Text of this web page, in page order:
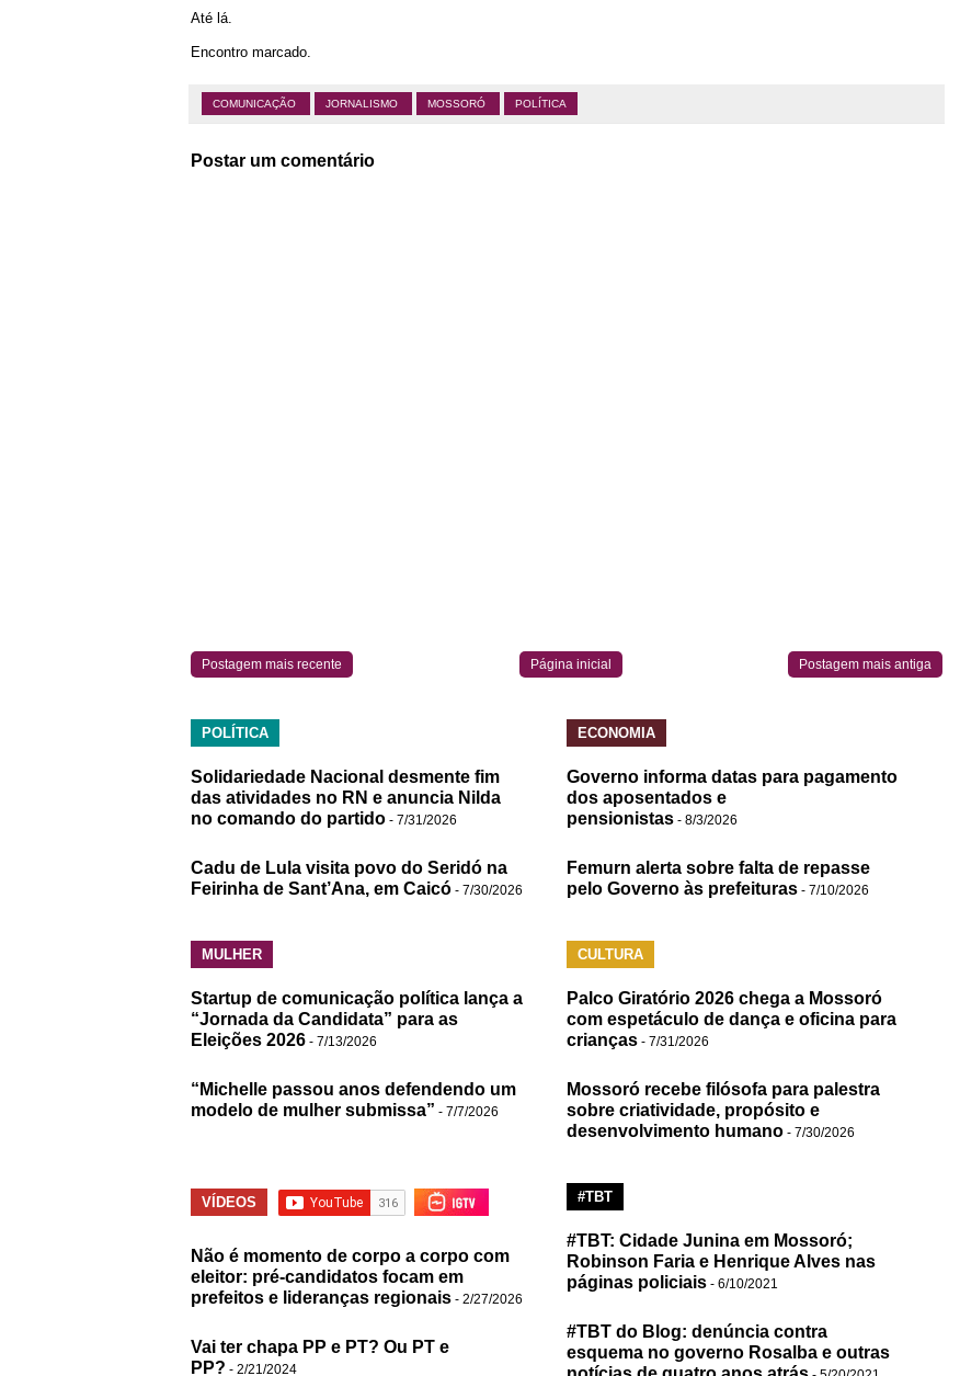
Até lá.
Encontro marcado.
COMUNICAÇÃO JORNALISMO MOSSORÓ POLÍTICA
Postar um comentário
Postagem mais recente Postagem mais antiga
Página inicial
POLÍTICA
Solidariedade Nacional desmente fim
das atividades no RN e anuncia Nilda
no comando do partido - 7/31/2026
Cadu de Lula visita povo do Seridó na
Feirinha de Sant’Ana, em Caicó - 7/30/2026
ECONOMIA
Governo informa datas para pagamento
dos aposentados e
pensionistas - 8/3/2026
Femurn alerta sobre falta de repasse
pelo Governo às prefeituras - 7/10/2026
MULHER
Startup de comunicação política lança a
“Jornada da Candidata” para as
Eleições 2026 - 7/13/2026
“Michelle passou anos defendendo um
modelo de mulher submissa” - 7/7/2026
CULTURA
Palco Giratório 2026 chega a Mossoró
com espetáculo de dança e oficina para
crianças - 7/31/2026
Mossoró recebe filósofa para palestra
sobre criatividade, propósito e
desenvolvimento humano - 7/30/2026
VÍDEOS
Não é momento de corpo a corpo com
eleitor: pré-candidatos focam em
prefeitos e lideranças regionais - 2/27/2026
Vai ter chapa PP e PT? Ou PT e
PP? - 2/21/2024
#TBT
#TBT: Cidade Junina em Mossoró;
Robinson Faria e Henrique Alves nas
páginas policiais - 6/10/2021
#TBT do Blog: denúncia contra
esquema no governo Rosalba e outras